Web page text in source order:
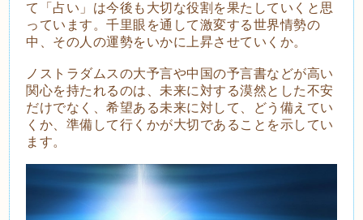
て「占い」は今後も大切な役割を果たしていくと思
っています。千里眼を通して激変する世界情勢の
中、その人の運勢をいかに上昇させていくか。
ノストラダムスの大予言や中国の予言書などが高い
関心を持たれるのは、未来に対する漠然とした不安
だけでなく、希望ある未来に対して、どう備えてい
くか、準備して行くかが大切であることを示してい
ます。